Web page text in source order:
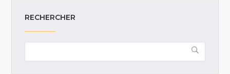
RECHERCHER